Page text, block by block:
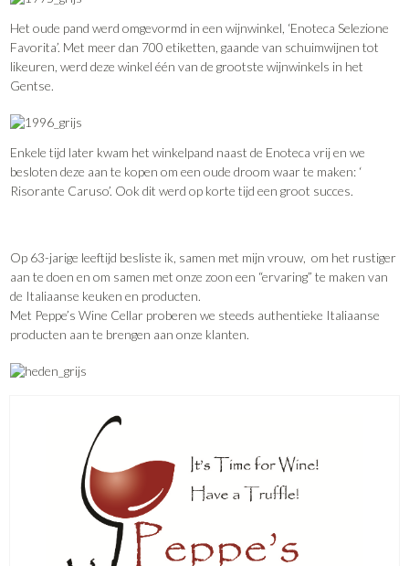
Het oude pand werd omgevormd in een wijnwinkel, ‘Enoteca Selezione
Favorita’. Met meer dan 700 etiketten, gaande van schuimwijnen tot
likeuren, werd deze winkel één van de grootste wijnwinkels in het
Gentse.
Enkele tijd later kwam het winkelpand naast de Enoteca vrij en we
besloten deze aan te kopen om een oude droom waar te maken: ‘
Risorante Caruso’. Ook dit werd op korte tijd een groot succes.
Op 63-jarige leeftijd besliste ik, samen met mijn vrouw, om het rustiger
aan te doen en om samen met onze zoon een “ervaring” te maken van
de Italiaanse keuken en producten.
Met Peppe’s Wine Cellar proberen we steeds authentieke Italiaanse
producten aan te brengen aan onze klanten.